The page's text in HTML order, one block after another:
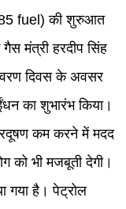
fuel) की शुरुआत
मंत्री हरदीप सिंह
दिवस के अवसर
का शुभारंभ किया।
कम करने में मदद
को भी मजबूती देगी।
गया है। पेट्रोल